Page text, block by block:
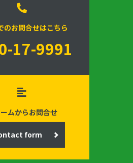
のお問合せはこちら
17-9991
ムからお問合せ
form